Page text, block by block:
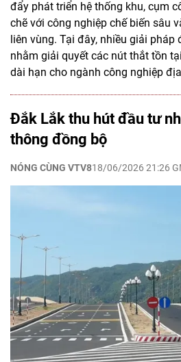
đẩy phát triển hệ thống khu, cụm
chẽ với công nghiệp chế biến sâu
liên vùng. Tại đây, nhiều giải
nhằm giải quyết các nút thắt tồn
dài hạn cho ngành công nghiệp
Đắk Lắk thu hút đầu tư
thông đồng bộ
NÓNG CÙNG VTV818/06/2026 21:26